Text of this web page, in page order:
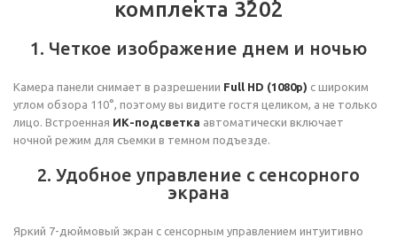
комплекта 3202
1. Четкое изображение днем и ночью
Камера панели снимает в разрешении Full HD (1080p) с широким
углом обзора 110°, поэтому вы видите гостя целиком, а не только
лицо. Встроенная ИК-подсветка автоматически включает
ночной режим для съемки в темном подъезде.
2. Удобное управление с сенсорного
экрана
Яркий 7-дюймовый экран с сенсорным управлением интуитивно